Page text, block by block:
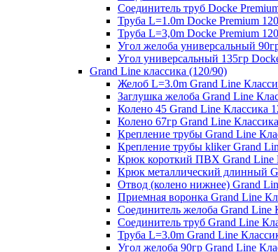
Соединитель труб Docke
Труба L=1.0m Docke Premium
Труба L=3,0m Docke Premium
Угол желоба универсальный
Угол универсальный 135гр
Grand Line классика (120/90)
Желоб L=3.0m Grand Line
Заглушка желоба Grand Line
Колено 45 Grand Line Классика
Колено 67гр Grand Line
Крепление трубы Grand Line
Крепление трубы kliker Grand
Крюк короткий ПВХ Grand Line
Крюк металлический длинный
Отвод (колено нижнее) Grand
Приемная воронка Grand Line
Соединитель желоба Grand Line
Соединитель труб Grand Line
Труба L=3.0m Grand Line
Угол желоба 90гр Grand Line